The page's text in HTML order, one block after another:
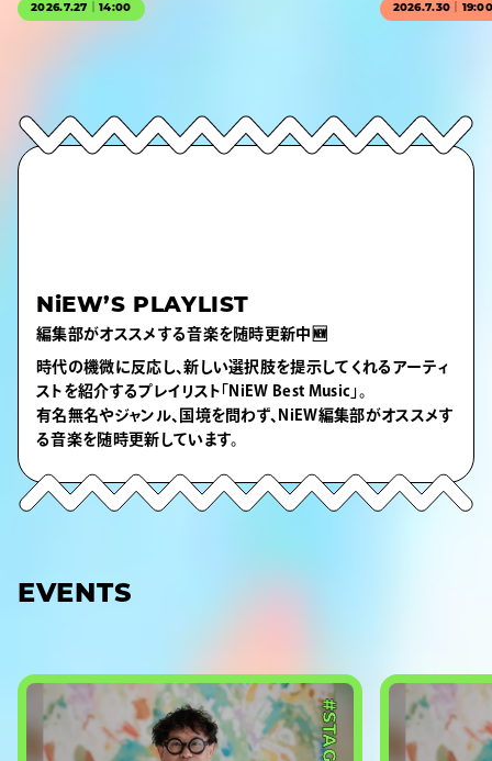
2026.7.27｜14:00 2026.7.30｜
NiEW’S PLAYLIST
編集部がオススメする音楽を随時更新中🆕
時代の機微に反応し、新しい選択肢を提示してくれるアーティ
ストを紹介するプレイリスト「NiEW Best Music」。
有名無名やジャンル、国境を問わず、NiEW編集部がオススメす
る音楽を随時更新しています。
EVENTS
#STAGE